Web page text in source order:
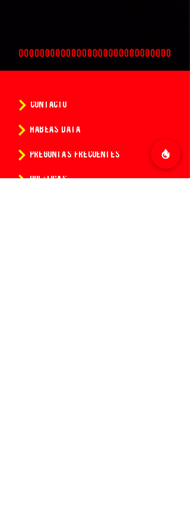
CONTACTO
HABEAS DATA
PREGUNTAS FRECUENTES
POLÍTICAS